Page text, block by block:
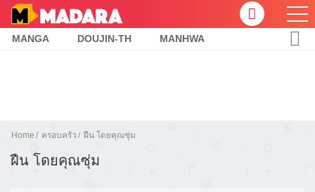
MANGA DOUJIN-TH MANHWA
Home ครอบครัว ฝืน โดยคุณซุ่ม
ฝืน โดยคุณซุ่ม